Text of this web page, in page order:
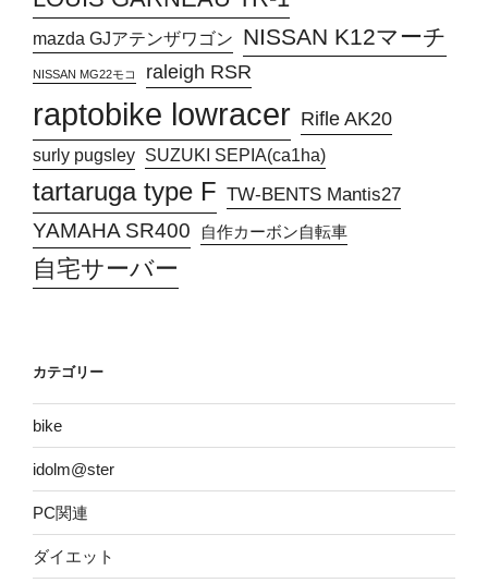
mazda GJアテンザワゴン NISSAN K12マーチ
NISSAN MG22モコ raleigh RSR
raptobike lowracer Rifle AK20
surly pugsley SUZUKI SEPIA(ca1ha)
tartaruga type F TW-BENTS Mantis27
YAMAHA SR400 自作カーボン自転車
自宅サーバー
カテゴリー
bike
idolm@ster
PC関連
ダイエット